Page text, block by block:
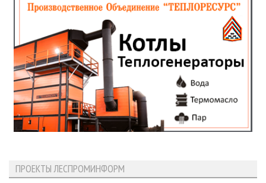
ПРОЕКТЫ ЛЕСПРОМИНФОРМ